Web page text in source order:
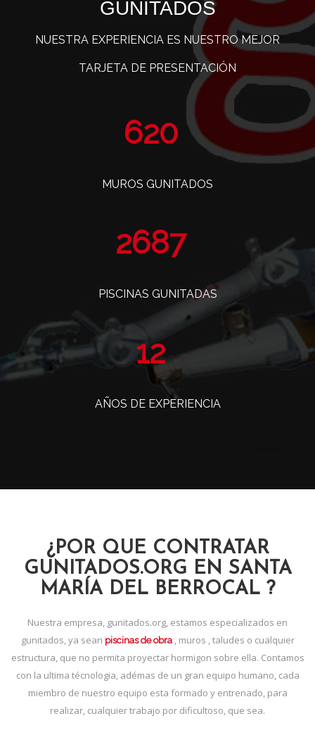
GUNITADOS
NUESTRA EXPERIENCIA ES NUESTRO MEJOR
TARJETA DE PRESENTACIÓN
763
MUROS GUNITADOS
3309
PISCINAS GUNITADAS
14
AÑOS DE EXPERIENCIA
¿POR QUE CONTRATAR
GUNITADOS.ORG EN SANTA
MARÍA DEL BERROCAL ?
Nuestra empresa, gunitados.org, estamos especializados en
gunitados, ya sean piscinas de obra, muros , taludes o cualquier
estructura, que no permita proyectar hormigon sobre ella. Contamos
con la ultima técnologia, adémas de un gran equipo humano, cada
miembro de nuestro equipo esta formado y entrenado, para
realizar, cualquier trabajo por dificultoso, que sea.